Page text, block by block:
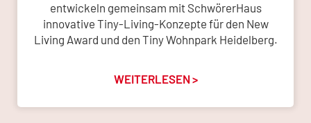
entwickeln gemeinsam mit SchwörerHaus
innovative Tiny-Living-Konzepte für den New
Living Award und den Tiny Wohnpark Heidelberg.
WEITERLESEN >